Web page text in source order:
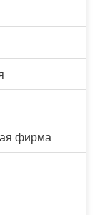
фирма